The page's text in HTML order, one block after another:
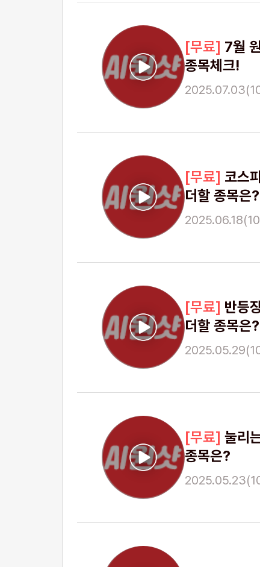
7월
종목체크!
코스
더할 종목은?
반등
더할 종목은?
눌리
종목은?